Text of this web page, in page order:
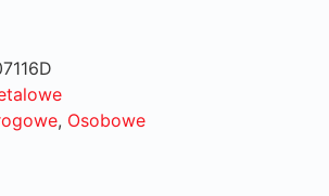
, Osobowe